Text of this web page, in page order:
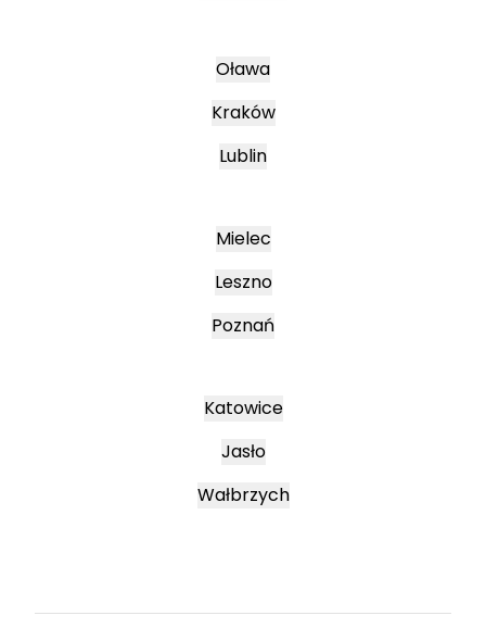
Oława
Kraków
Lublin
Mielec
Leszno
Poznań
Katowice
Jasło
Wałbrzych